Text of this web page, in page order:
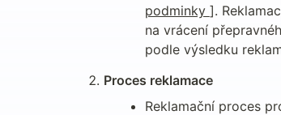
podminky ].
na vrácení
podle výsledku
Proces reklamace
Reklamační proces